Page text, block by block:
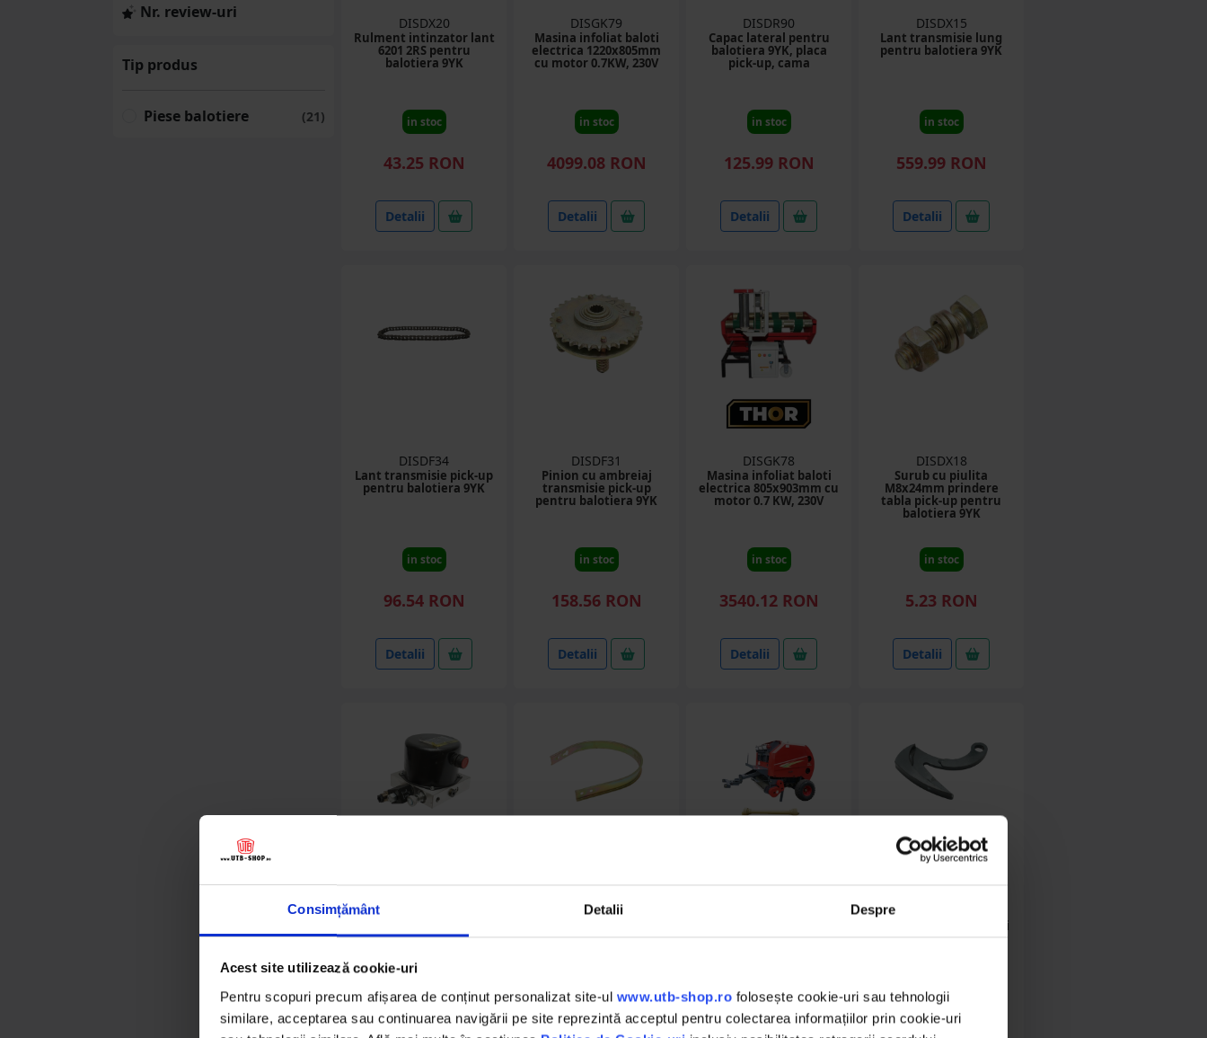
Consimțământ Detalii Despre
Acest site utilizează cookie-uri
Pentru scopuri precum afișarea de conținut personalizat site-ul www.utb-shop.ro folosește cookie-uri sau tehnologii
similare, acceptarea sau continuarea navigării pe site reprezintă acceptul pentru colectarea informațiilor prin cookie-uri
Semanatori
Motocultoare
Nr. review-uri
Tip produs
Piese balotiere (21)
DISDX20
Rulment intinzator lant
6201 2RS pentru
balotiera 9YK
in stoc
43.25 RON
Detalii
DISGK79
Masina infoliat baloti
electrica 1220x805mm
cu motor 0.7KW, 230V
in stoc
4099.08 RON
Detalii
DISDR90
Capac lateral pentru
balotiera 9YK, placa
pick-up, cama
in stoc
125.99 RON
Detalii
DISDX15
Lant transmisie lung
pentru balotiera 9YK
in stoc
559.99 RON
Detalii
DISDF34
Lant transmisie pick-up
pentru balotiera 9YK
in stoc
96.54 RON
Detalii
DISDF31
Pinion cu ambreiaj
transmisie pick-up
pentru balotiera 9YK
in stoc
158.56 RON
Detalii
DISGK78
Masina infoliat baloti
electrica 805x903mm cu
motor 0.7 KW, 230V
in stoc
3540.12 RON
Detalii
DISDX18
Surub cu piulita
M8x24mm prindere
tabla pick-up pentru
balotiera 9YK
in stoc
5.23 RON
Detalii
Pompa hidraulica
in stoc
Tabla pick-up pentru
in stoc
1030x1300mm, legare
in stoc
Carlig sistem prindere
balotiera baloti rotunzi
1700mm BK00169
in stoc